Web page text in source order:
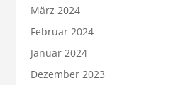
März 2024
Februar 2024
Januar 2024
Dezember 2023